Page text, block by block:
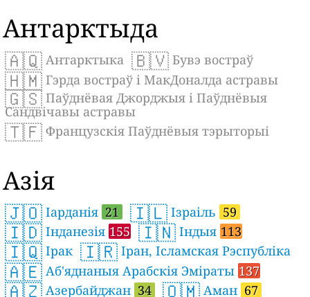
Антарктыда
🇦🇶 Антарктыка 🇧🇻 Бувэ востраў
🇭🇲 Гэрда востраў і МакДоналда астравы
🇬🇸 Паўднёвая Джорджыя і Паўднёвыя
Сандвічавы астравы
🇹🇫 Французскія Паўднёвыя тэрыторыі
Азія
🇯🇴 Іарданія 21 🇮🇱 Ізраіль 59
🇮🇩 Інданезія 155 🇮🇳 Індыя 113
🇮🇶 Ірак 🇮🇷 Іран, Ісламская Рэспубліка
🇦🇪 Аб'яднаныя Арабскія Эміраты 137
🇦🇿 Азербайджан 34 🇴🇲 Аман 67